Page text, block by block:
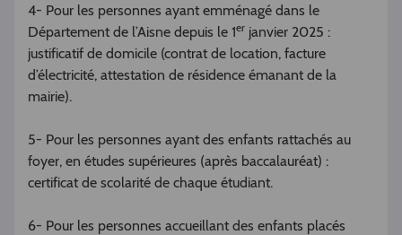
4- Pour les personnes ayant emménagé dans le
Département de l’Aisne depuis le 1er janvier 2025 :
justificatif de domicile (contrat de location, facture
d’électricité, attestation de résidence émanant de la
mairie).
5- Pour les personnes ayant des enfants rattachés au
foyer, en études supérieures (après baccalauréat) :
certificat de scolarité de chaque étudiant.
6- Pour les personnes accueillant des enfants placés